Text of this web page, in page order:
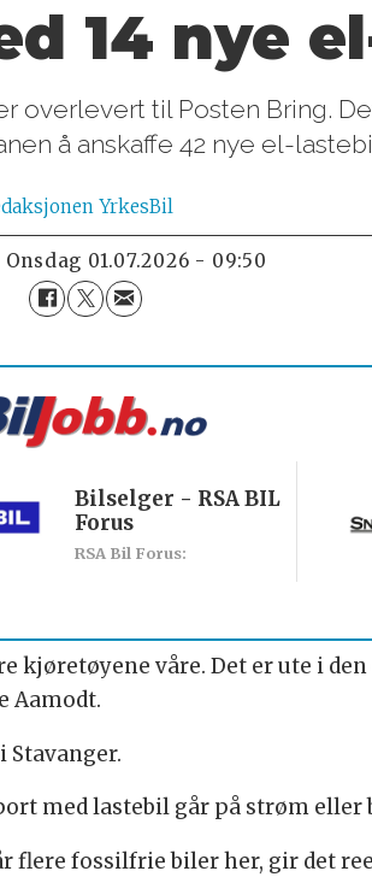
14 nye
overlevert til Posten Bring.
å anskaffe 42 nye el-
YrkesBil
onsdag 01.07.2026 - 09:50
RSA Bil Forus:
Bilselger - RSA BIL
Forus
kjøretøyene våre. Det er ute i
Aamodt.
Stavanger.
med lastebil går på strøm eller
flere fossilfrie biler her, gir det